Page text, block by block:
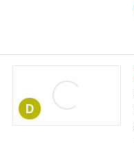
D